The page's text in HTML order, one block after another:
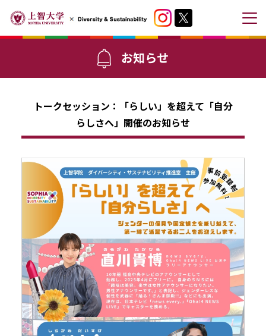
メ
ニ
す
お知らせ
トークセッション：「らしい」を超えて「自分
らしさへ」開催のお知らせ